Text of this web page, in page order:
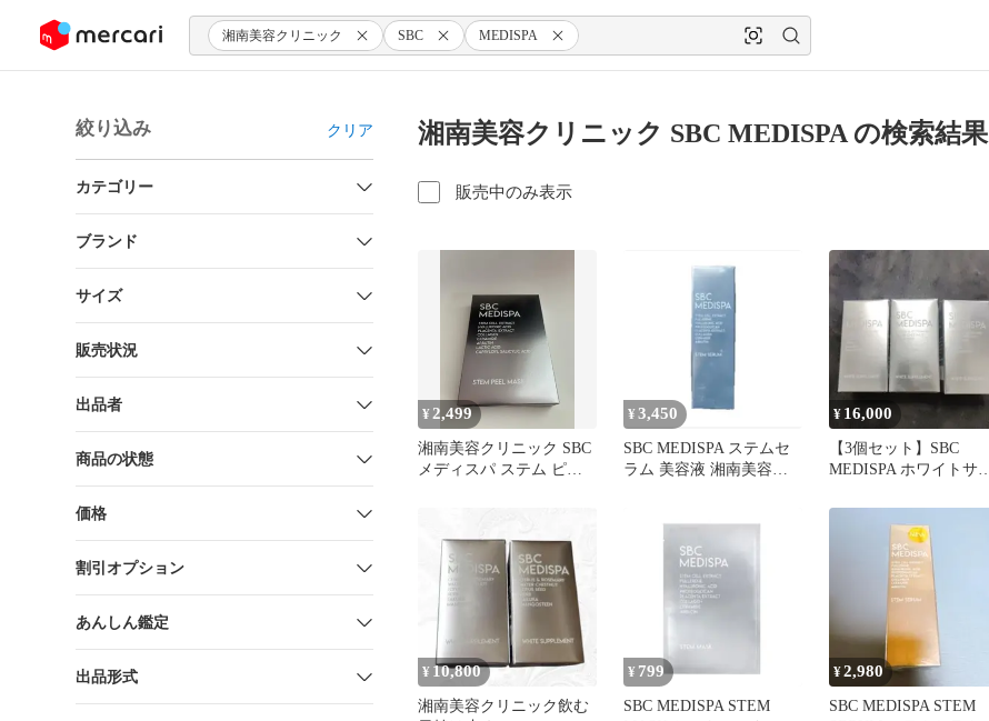
ツにスキップ 湘南美容クリニック SBC MEDISPA
絞り込み クリア
カテゴリー
ブランド
サイズ
販売状況
出品者
商品の状態
価格
割引オプション
あんしん鑑定
出品形式
湘南美容クリニック SBC MEDISPA の検索結果
販売中のみ表示
¥ 2,499
湘南美容クリニック SBC
メディスパ ステム ピー
¥ 3,450
SBC MEDISPA ステムセ
ラム 美容液 湘南美容ク
¥ 16,000
【3個セット】SBC
MEDISPA ホワイトサプ
¥ 10,800
湘南美容クリニック飲む
¥ 799
SBC MEDISPA STEM
¥2,980
SBC MEDISPA STEM